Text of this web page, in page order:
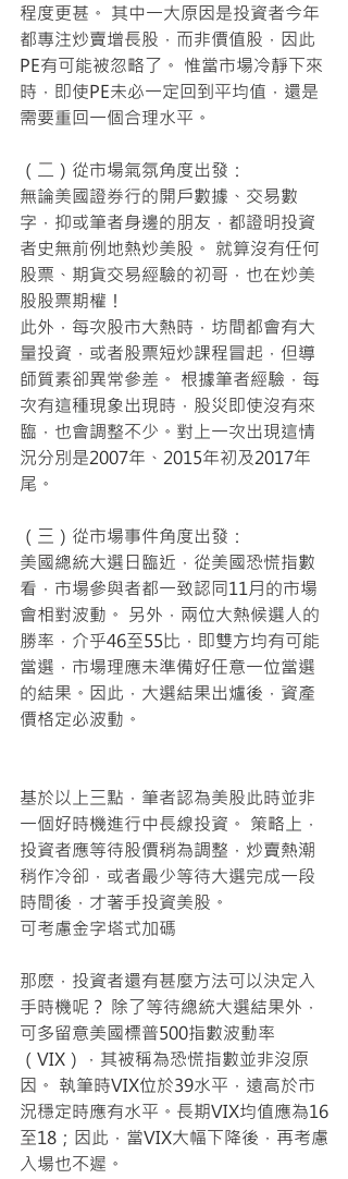
程度更甚。 其中一大原因是投資者今年
都專注炒賣增長股，而非價值股，因此
PE有可能被忽略了。 惟當市場冷靜下來
時，即使PE未必一定回到平均值，還是
需要重回一個合理水平。
（二）從市場氣氛角度出發：
無論美國證券行的開戶數據、交易數
字，抑或筆者身邊的朋友，都證明投資
者史無前例地熱炒美股。 就算沒有任何
股票、期貨交易經驗的初哥，也在炒美
股股票期權！
此外，每次股市大熱時，坊間都會有大
量投資，或者股票短炒課程冒起，但導
師質素卻異常參差。 根據筆者經驗，每
次有這種現象出現時，股災即使沒有來
臨，也會調整不少。對上一次出現這情
況分別是2007年、2015年初及2017年
尾。
（三）從市場事件角度出發：
美國總統大選日臨近，從美國恐慌指數
看，市場參與者都一致認同11月的市場
會相對波動。 另外，兩位大熱候選人的
勝率，介乎46至55比，即雙方均有可能
當選，市場理應未準備好任意一位當選
的結果。因此，大選結果出爐後，資產
價格定必波動。
基於以上三點，筆者認為美股此時並非
一個好時機進行中長線投資。 策略上，
投資者應等待股價稍為調整，炒賣熱潮
稍作冷卻，或者最少等待大選完成一段
時間後，才著手投資美股。
可考慮金字塔式加碼
那麽，投資者還有甚麼方法可以決定入
手時機呢？ 除了等待總統大選結果外，
可多留意美國標普500指數波動率
（VIX），其被稱為恐慌指數並非沒原
因。 執筆時VIX位於39水平，遠高於市
況穩定時應有水平。長期VIX均值應為16
至18；因此，當VIX大幅下降後，再考慮
入場也不遲。